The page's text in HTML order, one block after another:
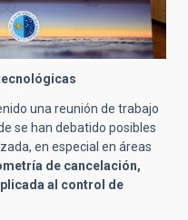
una reunión de trabajo
se han debatido posibles
en especial en áreas
de cancelación,
al control de